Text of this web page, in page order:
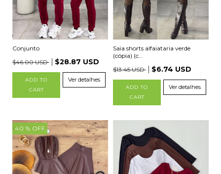
Conjunto
$46.00 USD
$28.87 USD
ADD TO
CART
Ver detalhes
Saia shorts alfaiataria verde
(cópia) (c...
$13.45 USD
$6.74 USD
ADD TO
CART
Ver detalhes
40 % OFF